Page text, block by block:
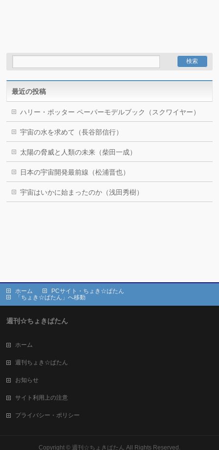
最近の投稿
ハリー・ポッター ペーパーモデルブック（スクワイヤー）
宇宙の水を求めて（長谷部信行）
太陽の脅威と人類の未来（柴田一成）
日本の宇宙開発最前線（松浦晋也）
宇宙はいかに始まったのか（浅田秀樹）
ホーム
PCサイト・ちょき☆ぱたん
「ちょき☆ぱたん」へ移動
週刊☆ちょきぱたん
ホーム
週刊ちょき☆ぱたん
お知らせ
サイト利用上の注意
プライバシー・ポリシー
Copyright © 週刊☆ちょきぱたん All Rights Reserved.